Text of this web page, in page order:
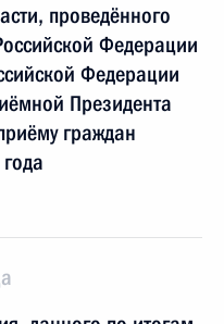
проведённого
Федерации
Федерации
Президента
граждан